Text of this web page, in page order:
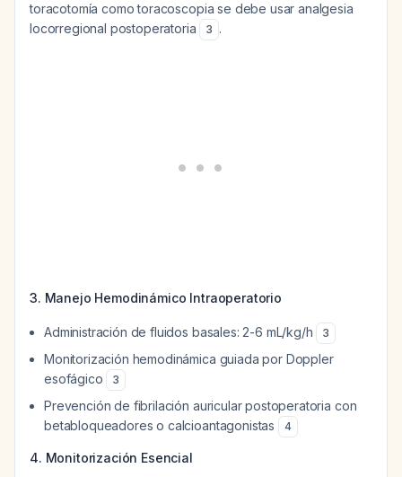
toracotomía como toracoscopia se debe usar analgesia
locorregional postoperatoria
3 .
3. Manejo Hemodinámico Intraoperatorio
Administración de fluidos basales: 2-6 mL/kg/h 3
Monitorización hemodinámica guiada por Doppler
esofágico
3
Prevención de fibrilación auricular postoperatoria con
betabloqueadores o calcioantagonistas
4
4. Monitorización Esencial